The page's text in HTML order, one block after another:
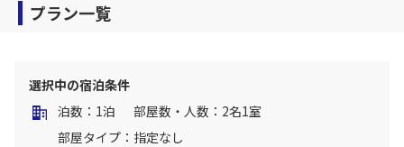
プラン一覧
選択中の宿泊条件
泊数：1泊
部屋数・人数：2名1室
部屋タイプ：指定なし